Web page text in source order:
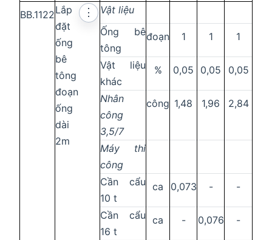
BB.1122Lắp
đặt
ống
bê
tông
đoạn
ống
dài
2m
⋮
Vật liệu
Ống bê
tông
đoạn 1 1 1
Vật liệu
khác
% 0,05 0,05 0,05
Nhân
công
3,5/7
công 1,48 1,96 2,84
Máy thi
công
Cần cẩu
10 t
ca 0,073 - -
Cần cẩu
16 t
ca - 0,076 -